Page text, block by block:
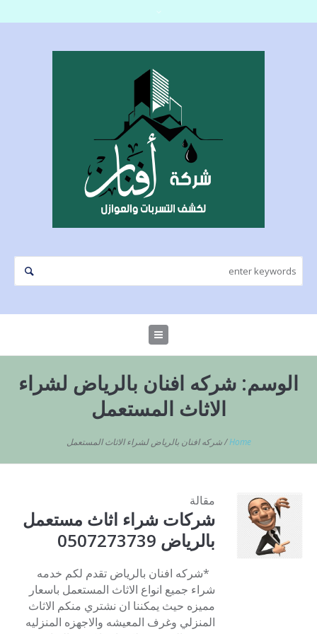
الوسم: شركه افنان بالرياض لشراء
الاثاث المستعمل
Home
/شركه افنان بالرياض لشراء الاثاث المستعمل
مقالة
شركات شراء اثاث مستعمل
بالرياض 0507273739
*شركه افنان بالرياض تقدم لكم خدمه
شراء جميع انواع الاثاث المستعمل باسعار
مميزه حيث يمكننا ان نشتري منكم الاثاث
المنزلي وغرف المعيشه والاجهزه المنزليه